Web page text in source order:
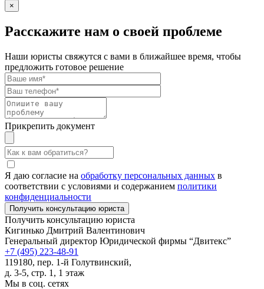
×
Расскажите нам о своей проблеме
Наши юристы свяжутся с вами в ближайшее время, чтобы
предложить готовое решение
Прикрепить документ
Я даю согласие на обработку персональных данных в
соответствии с условиями и содержанием политики
конфиденциальности
Получить консультацию юриста
Кигинько Дмитрий Валентинович
Генеральный директор Юридической фирмы “Двитекс”
+7 (495) 223-48-91
119180, пер. 1-й Голутвинский,
д. 3-5, стр. 1, 1 этаж
Мы в соц. сетях